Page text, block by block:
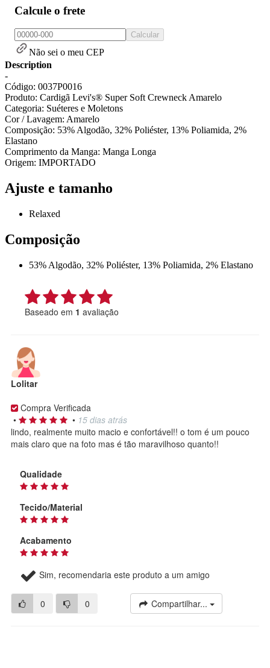
Calcule o frete
Calcular
Não sei o meu CEP
Description
-
Código: 0037P0016
Produto: Cardigã Levi's® Super Soft Crewneck Amarelo
Categoria: Suéteres e Moletons
Cor / Lavagem: Amarelo
Composição: 53% Algodão, 32% Poliéster, 13% Poliamida, 2%
Elastano
Comprimento da Manga: Manga Longa
Origem: IMPORTADO
Ajuste e tamanho
Relaxed
Composição
53% Algodão, 32% Poliéster, 13% Poliamida, 2% Elastano
Baseado em 1 avaliação
Lolitar
Compra Verificada
•
• 15 dias atrás
lindo, realmente muito macio e confortável!! o tom é um pouco
mais claro que na foto mas é tão maravilhoso quanto!!
Qualidade
Tecido/Material
Acabamento
Sim, recomendaria este produto a um amigo
0 0 Compartilhar...